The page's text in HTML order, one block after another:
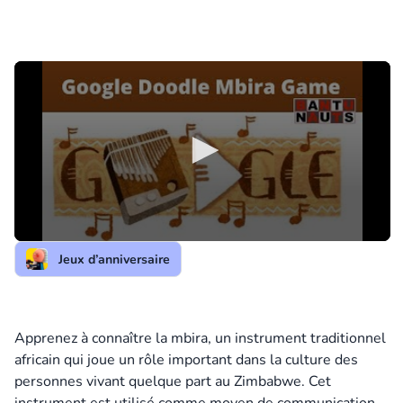
Jeux d’anniversaire
Apprenez à connaître la mbira, un instrument traditionnel
africain qui joue un rôle important dans la culture des
personnes vivant quelque part au Zimbabwe. Cet